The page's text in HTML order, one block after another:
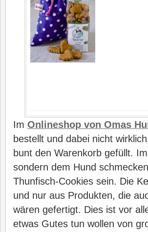
Im Onlineshop von Omas
bestellt und dabei nicht
bunt den Warenkorb gefüllt.
sondern dem Hund
Thunfisch-Cookies sein. Die
und nur aus Produkten, die
wären gefertigt. Dies ist vor
etwas Gutes tun wollen von